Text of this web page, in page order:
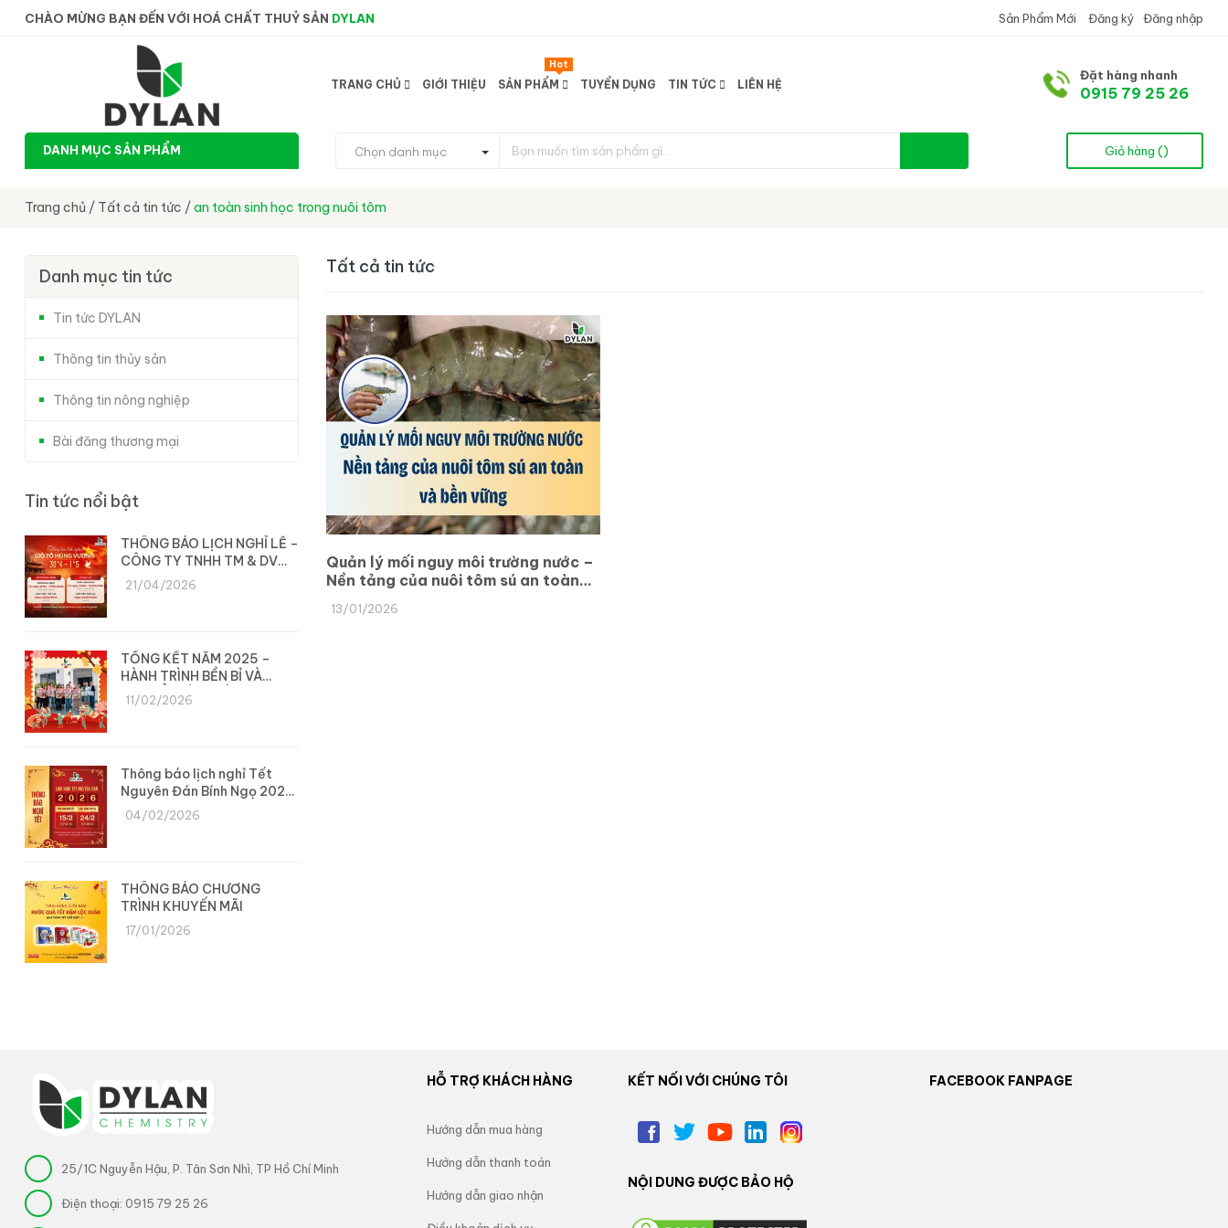
CHÀO MỪNG BẠN ĐẾN VỚI HOÁ CHẤT THUỶ SẢN DYLAN Đăng ký Đăng nhập
Sản Phẩm Mới
TRANG CHỦ GIỚI THIỆU SẢN PHẨM
Hot
TUYỂN DỤNG TIN TỨC LIÊN HỆ
Đặt hàng nhanh
0915 79 25 26
DANH MỤC SẢN PHẨM Chọn danh mục Giỏ hàng ()
Trang chủ / Tất cả tin tức /an toàn sinh học trong nuôi tôm
Tất cả tin tức
Quản lý mối nguy môi trường nước –
Nền tảng của nuôi tôm sú an toàn
và bền vững
13/01/2026
Danh mục tin tức
Tin tức DYLAN
Thông tin thủy sản
Thông tin nông nghiệp
Bài đăng thương mại
Tin tức nổi bật
THÔNG BÁO LỊCH NGHỈ LỄ –
CÔNG TY TNHH TM & DV
DYLAN
21/04/2026
TỔNG KẾT NĂM 2025 –
HÀNH TRÌNH BỀN BỈ VÀ
CHUYỂN MÌNH CÙNG DYLAN
11/02/2026
Thông báo lịch nghỉ Tết
Nguyên Đán Bính Ngọ 2026
– Công ty Dylan
04/02/2026
THÔNG BÁO CHƯƠNG
TRÌNH KHUYẾN MÃI
17/01/2026
25/1C Nguyễn Hậu, P. Tân Sơn Nhì, TP Hồ Chí Minh
Điện thoại: 0915 79 25 26
HỖ TRỢ KHÁCH HÀNG
Hướng dẫn mua hàng
Hướng dẫn thanh toán
Hướng dẫn giao nhận
KẾT NỐI VỚI CHÚNG TÔI
NỘI DUNG ĐƯỢC BẢO HỘ
FACEBOOK FANPAGE